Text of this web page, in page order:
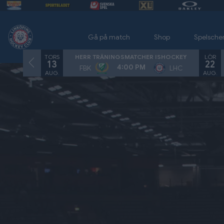
Gå på match Shop
TORS
13
AUG.
HERR TRÄNINGSMATCHER ISHOCKEY
FBK 4:00 PM LHC
LÖR
22
AUG.